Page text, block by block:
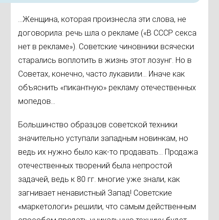
...Женщина, которая произнесла эти слова, не
договорила: речь шла о рекламе («В СССР секса
нет в рекламе»). Советские чиновники всячески
старались воплотить в жизнь этот лозунг. Но в
Советах, конечно, часто лукавили… Иначе как
объяснить «пикантную» рекламу отечественных
мопедов...
Большинство образцов советской техники
значительно уступали западным новинкам, но
ведь их нужно было как-то продавать… Продажа
отечественных творений была непростой
задачей, ведь к 80 гг. многие уже знали, как
загнивает ненавистный Запад! Советские
«маркетологи» решили, что самым действенным